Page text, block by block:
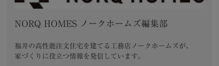
NORQ HOMES ノークホームズ編集部
福井の高性能注文住宅を建てる工務店ノークホームズが、
家づくりに役立つ情報を発信しています。